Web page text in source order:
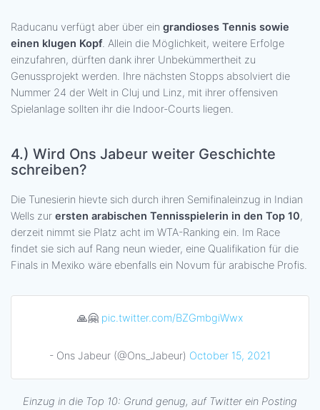
Raducanu verfügt aber über ein grandioses Tennis sowie
einen klugen Kopf. Allein die Möglichkeit, weitere Erfolge
einzufahren, dürften dank ihrer Unbekümmertheit zu
Genussprojekt werden. Ihre nächsten Stopps absolviert die
Nummer 24 der Welt in Cluj und Linz, mit ihrer offensiven
Spielanlage sollten ihr die Indoor-Courts liegen.
4.) Wird Ons Jabeur weiter Geschichte
schreiben?
Die Tunesierin hievte sich durch ihren Semifinaleinzug in Indian
Wells zur ersten arabischen Tennisspielerin in den Top 10,
derzeit nimmt sie Platz acht im WTA-Ranking ein. Im Race
findet sie sich auf Rang neun wieder, eine Qualifikation für die
Finals in Mexiko wäre ebenfalls ein Novum für arabische Profis.
🙏🤗 pic.twitter.com/BZGmbgiWwx
- Ons Jabeur (@Ons_Jabeur) October 15, 2021
Einzug in die Top 10: Grund genug, auf Twitter ein Posting